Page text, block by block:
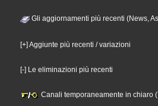
Gli aggiornamenti più recenti (News,
[+] Aggiunte più recenti / variazioni
[-] Le eliminazioni più recenti
Canali temporaneamente in chiaro